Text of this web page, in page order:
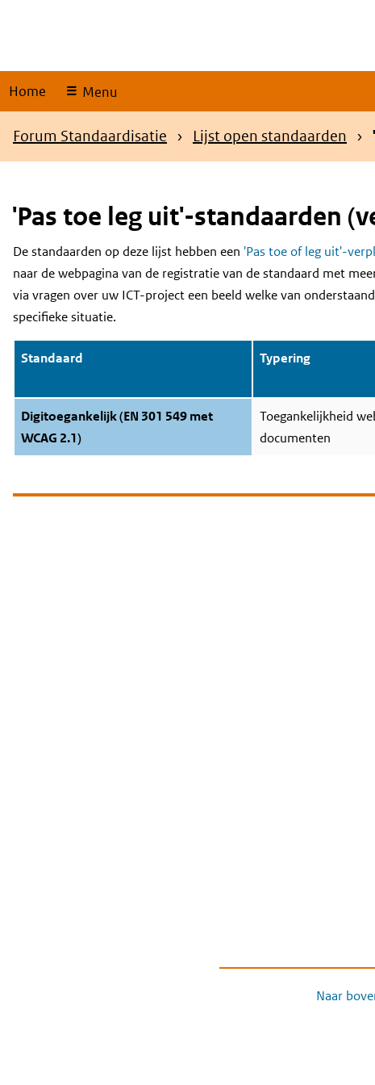
Home Menu
Kruimelpad
Forum Standaardisatie Lijst open standaarden
'Pas toe leg uit'-standaarden
Content
De standaarden op deze lijst hebben een 'Pas toe of leg uit'-
naar de webpagina van de registratie van de standaard met
via vragen over uw ICT-project een beeld welke van
specifieke situatie.
Standaard Typering
Digitoegankelijk (EN 301 549 met
WCAG 2.1)
Toegankelijkheid
documenten
Naar